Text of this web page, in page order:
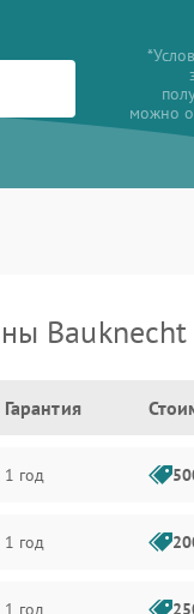
можно
Bauknecht
Гарантия
1 год
1 год
1 год